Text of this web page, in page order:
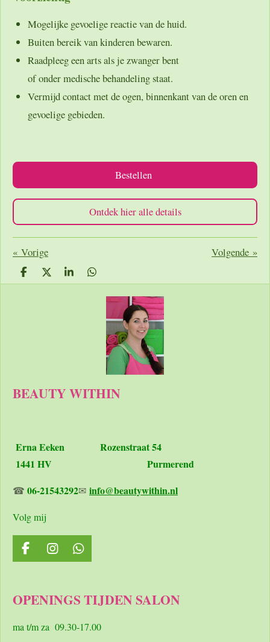
Mogelijke gevoelige reactie van de huid.
Buiten bereik van kinderen bewaren.
Raadpleeg een arts als je zwanger bent
of onder medische behandeling staat.
Vermijd contact met de ogen, binnenkant van de oren en
gevoelige gebieden.
Bestellen
Ontdek hier alle details
« Vorige Volgende »
D
e
D
e
S
h
D
e
BEAUTY WITHIN
Erna Eeken Rozenstraat 54
1441 HV Purmerend
☎ 06-21543292✉ info@beautywithin.nl
Volg mij
F
a
b
o
I
n
a
r
W
h
s
p
OPENINGS TIJDEN SALON
ma t/m za 09.30-17.00